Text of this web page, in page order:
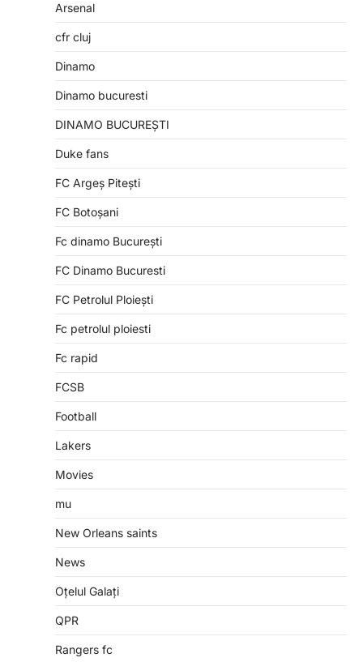
Arsenal
cfr cluj
Dinamo
Dinamo bucuresti
DINAMO BUCUREȘTI
Duke fans
FC Argeș Pitești
FC Botoșani
Fc dinamo București
FC Dinamo Bucuresti
FC Petrolul Ploiești
Fc petrolul ploiesti
Fc rapid
FCSB
Football
Lakers
Movies
mu
New Orleans saints
News
Oțelul Galați
QPR
Rangers fc